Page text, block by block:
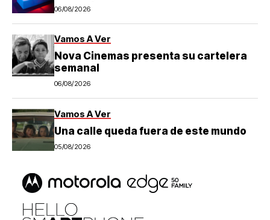
06/08/2026
Vamos A Ver
Nova Cinemas presenta su cartelera
semanal
06/08/2026
Vamos A Ver
Una calle queda fuera de este mundo
05/08/2026